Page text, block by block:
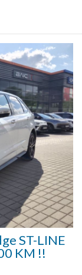
ST-LINE
KM !!